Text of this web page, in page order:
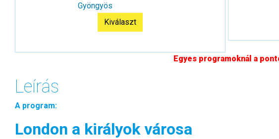
Gyöngyös
Kiválaszt
Egyes programoknál a
Leírás
A program:
London a királyok városa